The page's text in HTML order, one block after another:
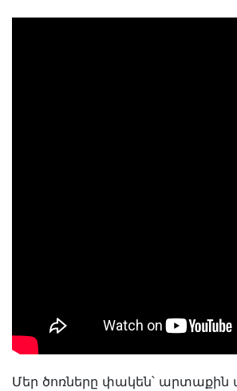
Մեր ծոռները փակեն՝